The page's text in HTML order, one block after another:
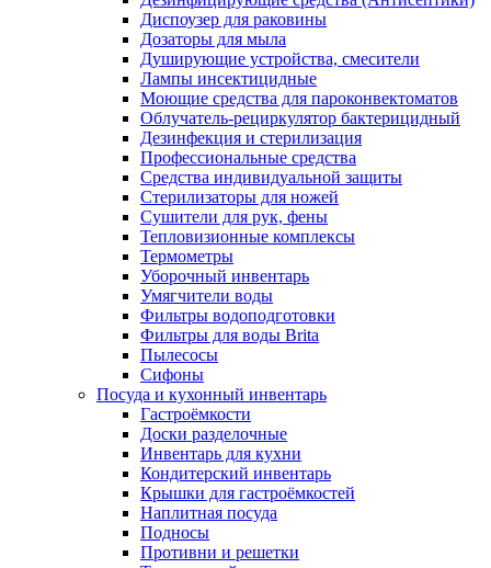
Диспоузер для раковины
Дозаторы для мыла
Душирующие устройства, смесители
Лампы инсектицидные
Моющие средства для пароконвектоматов
Облучатель-рециркулятор бактерицидный
Дезинфекция и стерилизация
Профессиональные средства
Средства индивидуальной защиты
Стерилизаторы для ножей
Сушители для рук, фены
Тепловизионные комплексы
Термометры
Уборочный инвентарь
Умягчители воды
Фильтры водоподготовки
Фильтры для воды Brita
Пылесосы
Сифоны
Посуда и кухонный инвентарь
Гастроёмкости
Доски разделочные
Инвентарь для кухни
Кондитерский инвентарь
Крышки для гастроёмкостей
Наплитная посуда
Подносы
Противни и решетки